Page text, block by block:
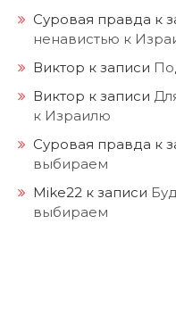
Суровая правда к
ненавистью к
Виктор к записи
Виктор к записи
к Израилю
Суровая правда к
выбираем
Mike22 к записи
выбираем